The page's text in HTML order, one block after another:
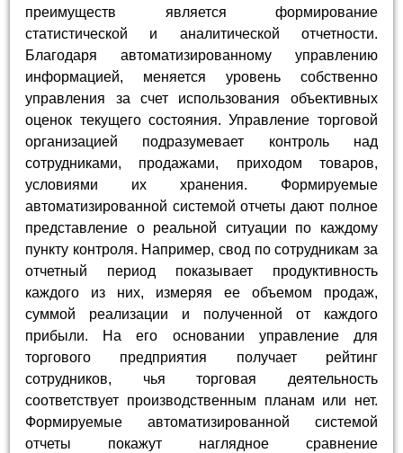
преимуществ является формирование
статистической и аналитической отчетности.
Благодаря автоматизированному управлению
информацией, меняется уровень собственно
управления за счет использования объективных
оценок текущего состояния. Управление торговой
организацией подразумевает контроль над
сотрудниками, продажами, приходом товаров,
условиями их хранения. Формируемые
автоматизированной системой отчеты дают полное
представление о реальной ситуации по каждому
пункту контроля. Например, свод по сотрудникам за
отчетный период показывает продуктивность
каждого из них, измеряя ее объемом продаж,
суммой реализации и полученной от каждого
прибыли. На его основании управление для
торгового предприятия получает рейтинг
сотрудников, чья торговая деятельность
соответствует производственным планам или нет.
Формируемые автоматизированной системой
отчеты покажут наглядное сравнение